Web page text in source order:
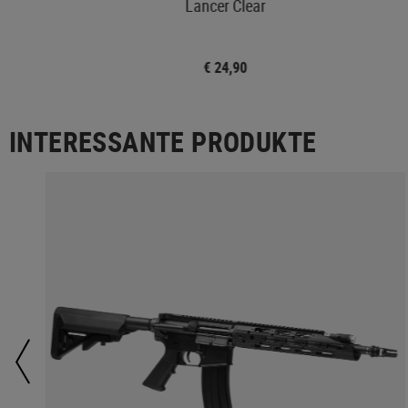
Lancer Clear
€ 24,90
INTERESSANTE PRODUKTE